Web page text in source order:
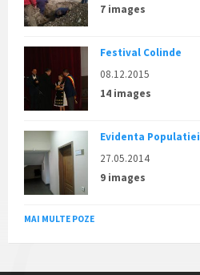
7 images
Festival Colinde
08.12.2015
14 images
Evidenta Populatiei
27.05.2014
9 images
MAI MULTE POZE